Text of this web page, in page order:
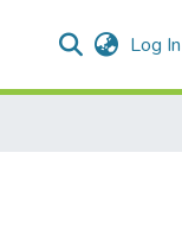
Log In